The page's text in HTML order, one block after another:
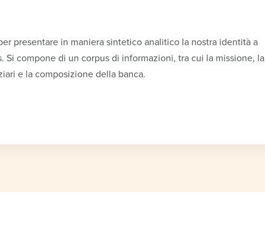
presentare in maniera sintetico analitico la nostra identità a
compone di un corpus di informazioni, tra cui la missione, la
e la composizione della banca.